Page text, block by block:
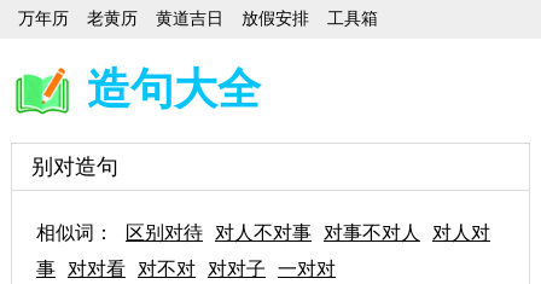
万年历 老黄历 黄道吉日 放假安排 工具箱
造句大全
别对造句
相似词： 区别对待 对人不对事 对事不对人
对人对
事
对对看 对不对 对对子 一对对